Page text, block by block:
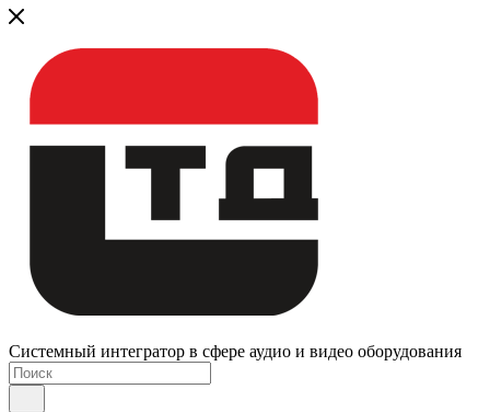
Системный интегратор в сфере аудио и видео оборудования